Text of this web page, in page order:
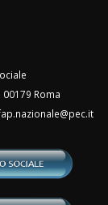
00179 Roma